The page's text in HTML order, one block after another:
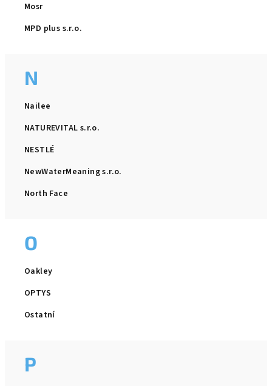
Mosr
MPD plus s.r.o.
N
Nailee
NATUREVITAL s.r.o.
NESTLÉ
NewWaterMeaning s.r.o.
North Face
O
Oakley
OPTYS
Ostatní
P